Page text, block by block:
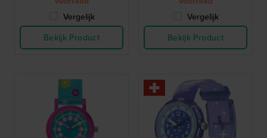
Vergelijk
Bekijk Product
Vergelijk
Bekijk Product